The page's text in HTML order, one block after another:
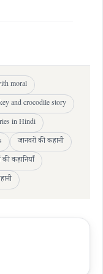
moral
and crocodile story
in Hindi
जानवरों की कहानी
की कहानियाँ